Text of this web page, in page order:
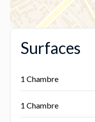
Surfaces
1 Chambre
1 Chambre